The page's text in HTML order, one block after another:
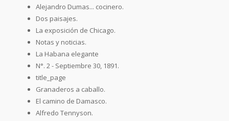
Alejandro Dumas... cocinero.
Dos paisajes.
La exposición de Chicago.
Notas y noticias.
La Habana elegante
N°. 2 - Septiembre 30, 1891.
title_page
Granaderos a caballo.
El camino de Damasco.
Alfredo Tennyson.